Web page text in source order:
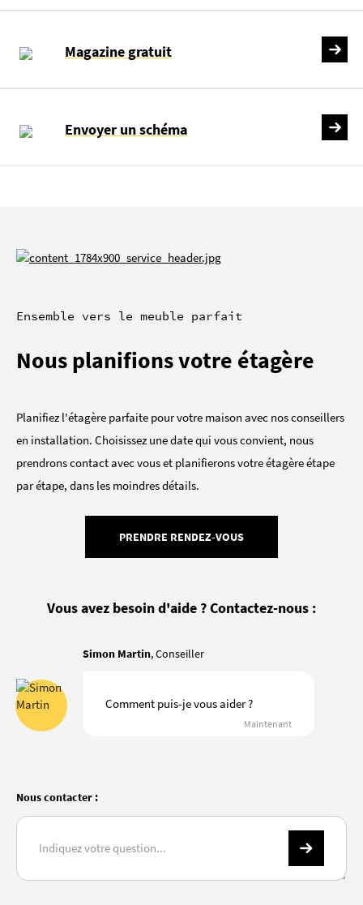
Magazine gratuit
Envoyer un schéma
Ensemble vers le meuble parfait
Nous planifions votre étagère
Planifiez l'étagère parfaite pour votre maison avec nos conseillers
en installation. Choisissez une date qui vous convient, nous
prendrons contact avec vous et planifierons votre étagère étape
par étape, dans les moindres détails.
PRENDRE RENDEZ-VOUS
Vous avez besoin d'aide ? Contactez-nous :
Simon Martin, Conseiller
Comment puis-je vous aider ?
Maintenant
Nous contacter :